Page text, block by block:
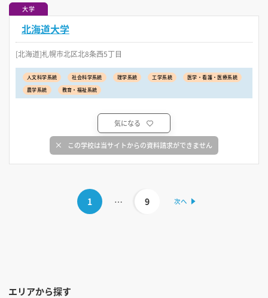
大学
北海道大学
[北海道]札幌市北区北8条西5丁目
人文科学系統 社会科学系統 理学系統 工学系統
医学・看護・医療系統
農学系統
教育・福祉系統
気になる
この学校は当サイトからの資料請求ができません
1 … 9
エリアから探す